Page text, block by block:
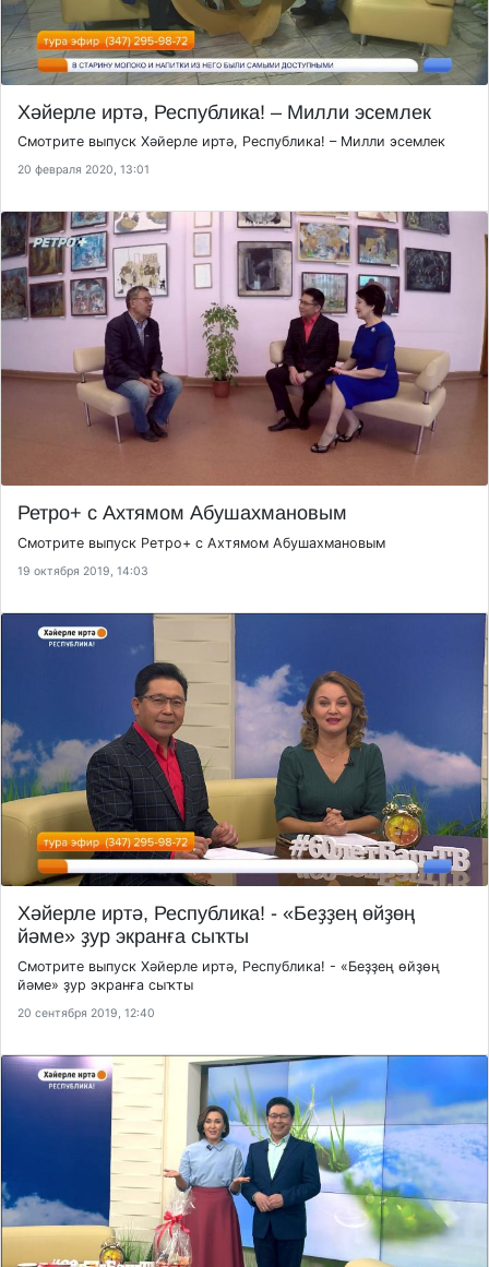
Хәйерле иртә, Республика! – Милли эсемлек
Смотрите выпуск Хәйерле иртә, Республика! – Милли эсемлек
20 февраля 2020, 13:01
Ретро+ с Ахтямом Абушахмановым
Смотрите выпуск Ретро+ с Ахтямом Абушахмановым
19 октября 2019, 14:03
Хәйерле иртә, Республика! - «Беҙҙең өйҙөң
йәме» ҙур экранға сыҡты
Смотрите выпуск Хәйерле иртә, Республика! - «Беҙҙең өйҙөң
йәме» ҙур экранға сыҡты
20 сентября 2019, 12:40